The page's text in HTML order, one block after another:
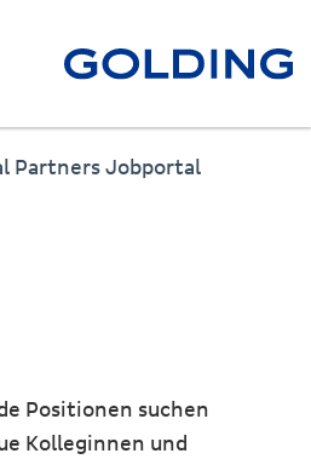
Partners Jobportal
Positionen suchen
Kolleginnen und